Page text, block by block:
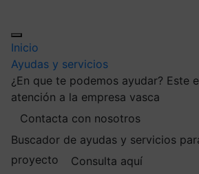
Inicio
Ayudas y servicios
¿En que te podemos ayudar? Este
atención a la empresa vasca
Contacta con nosotros
Buscador de ayudas y servicios
proyecto
Consulta aquí